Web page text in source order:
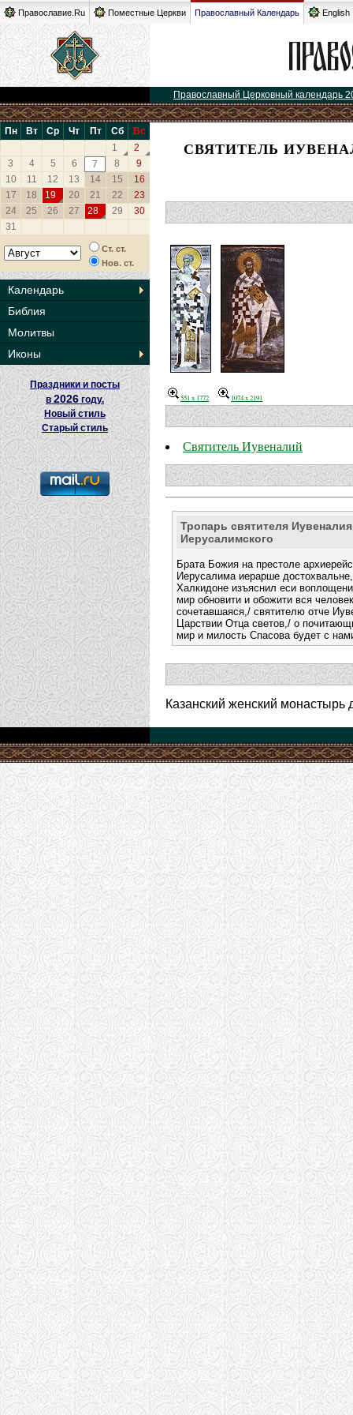
Православие.Ru Поместные Церкви Православный Календарь English
Православный Церковный календарь
Пн Вт Ср Чт Пт Сб
Вс
1
2
3
4 5 6 7 8
9
10
11 12 13 14 15
16
17
18 19 20 21 22
23
24
25 26 27 28 29
30
31
Ст. ст.
Нов. ст.
Календарь
Библия
Молитвы
Иконы
Праздники и посты
в2026 году.
Новый стиль
Старый стиль
СВЯТИТЕЛЬ
551 x 1772 1074 x 2191
Святитель Иувеналий
Тропарь святителя
Иерусалимского
Брата Божия на престоле
Иерусалима иерарше
Халкидоне изъяснил еси
мир обновити и обожити вся
сочетавшаяся,/ святителю отче
Царствии Отца светов,/ о
мир и милость Спасова будет с
Казанский женский